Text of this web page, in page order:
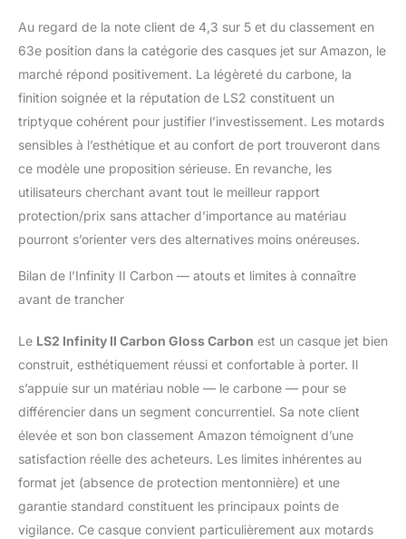
Au regard de la note client de 4,3 sur 5 et du classement en
63e position dans la catégorie des casques jet sur Amazon, le
marché répond positivement. La légèreté du carbone, la
finition soignée et la réputation de LS2 constituent un
triptyque cohérent pour justifier l’investissement. Les motards
sensibles à l’esthétique et au confort de port trouveront dans
ce modèle une proposition sérieuse. En revanche, les
utilisateurs cherchant avant tout le meilleur rapport
protection/prix sans attacher d’importance au matériau
pourront s’orienter vers des alternatives moins onéreuses.
Bilan de l’Infinity II Carbon — atouts et limites à connaître
avant de trancher
Le LS2 Infinity II Carbon Gloss Carbon est un casque jet bien
construit, esthétiquement réussi et confortable à porter. Il
s’appuie sur un matériau noble — le carbone — pour se
différencier dans un segment concurrentiel. Sa note client
élevée et son bon classement Amazon témoignent d’une
satisfaction réelle des acheteurs. Les limites inhérentes au
format jet (absence de protection mentonnière) et une
garantie standard constituent les principaux points de
vigilance. Ce casque convient particulièrement aux motards